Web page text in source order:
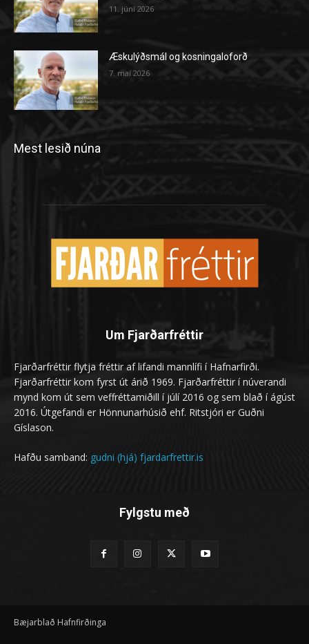
11. júní 2026
Æskulýðsmál og kosningaloforð
7. maí 2026
Mest lesið núna
Um Fjarðarfréttir
Fjarðarfréttir flytja fréttir af lifandi mannlífi í Hafnarfirði.
Fjarðarfréttir kom fyrst út árið 1969. Fjarðarfréttir í núverandi
mynd kom út sem veffréttamiðill í júlí 2016 og sem blað í ágúst
2016. Útgefandi er Hönnunarhúsið ehf. Ritstjóri er Guðni
Gíslason.
Hafðu samband: gudni (hjá) fjardarfrettir.is
Fylgstu með
Bæjarblað Hafnfirðinga